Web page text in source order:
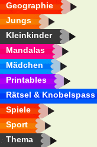
Geographie
Jungs
Kleinkinder
Mandalas
Mädchen
Printables
Rätsel & Knobelspass
Spiele
Sport
Thema